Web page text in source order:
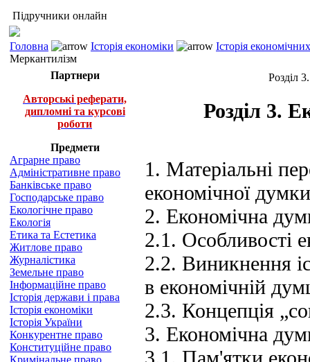
Підручники онлайн
Головна Історія економіки
Історія
Меркантилізм
Партнери
Авторські реферати,
дипломні та курсові
роботи
Предмети
Аграрне право
Адміністративне право
Банківське право
Господарське право
Екологічне право
Екологія
Етика та Естетика
Житлове право
Журналістика
Земельне право
Інформаційне право
Історія держави і права
Історія економіки
Історія України
Конкурентне право
Конституційне право
Кримінальне право
Розділ
Розділ 3.
1. Матеріальні
економічної
2. Економічна
2.1. Особливості
2.2. Виникнення
в економічній
2.3. Концепція
3. Економічна